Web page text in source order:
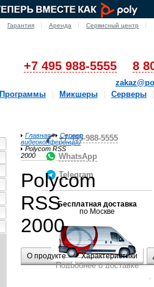
Гарантия Аренда Сервисный центр
+7 495 988-5555 8
Программы Микшеры
Серверы
+7-495-988-5555
WhatsApp
Telegram
Бесплатная доставка
по Москве
Подробнее о доставке
Главная
Сервер
видеоконференции
Polycom RSS
2000
Polycom
RSS
2000
О продукте Характеристики